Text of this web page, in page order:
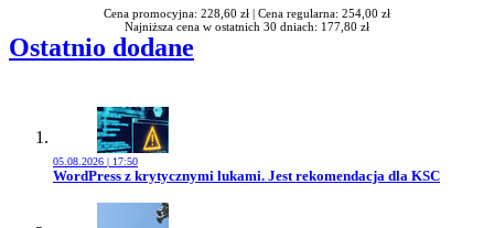
Cena promocyjna: 228,60 zł | Cena regularna: 254,00 zł
Najniższa cena w ostatnich 30 dniach: 177,80 zł
Ostatnio dodane
05.08.2026 | 17:50
Przejdź do artykułu:
WordPress z krytycznymi lukami. Jest rekomendacja dla KSC